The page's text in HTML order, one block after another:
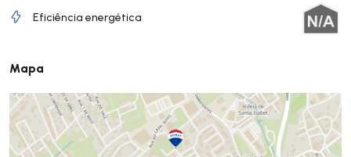
Eficiência energética
Mapa